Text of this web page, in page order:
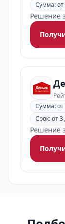
Сумма: от
Решение
Сумма: от
Срок: от
Решение